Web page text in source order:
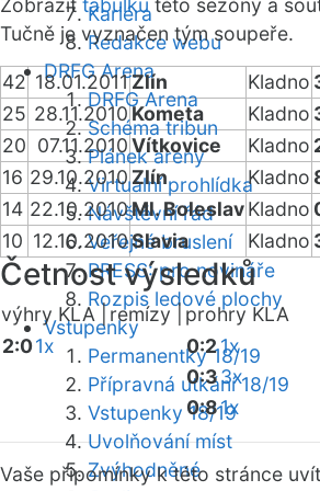
Kariéra
Redakce webu
DRFG Arena
DRFG Arena
Schéma tribun
Plánek areny
Virtuální prohlídka
Návštěvní řád
Veřejné bruslení
PRESS: pro novináře
Rozpis ledové plochy
Vstupenky
Permanentky 18/19
Přípravná utkání 18/19
Vstupenky 18/19
Uvolňování míst
Zvýhodněné
Zobrazit tabulku této sezóny a
Tučně je vyznačen tým soupeře.
42 18.01.2011Zlín Kladno
25 28.11.2010Kometa Kladno
20 07.11.2010Vítkovice Kladno
16 29.10.2010 Zlín Kladno
14 22.10.2010Ml. BoleslavKladno
10 12.10.2010Slavia Kladno
Četnost výsledků
výhry KLA |remízy | prohry KLA
2:01x 0:21x
0:33x
0:81x
Vaše připomínky k této stránce